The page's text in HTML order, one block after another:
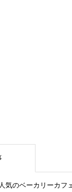
人気のベーカリーカフ